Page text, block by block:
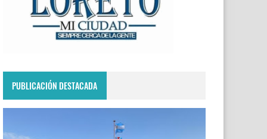
PUBLICACIÓN DESTACADA